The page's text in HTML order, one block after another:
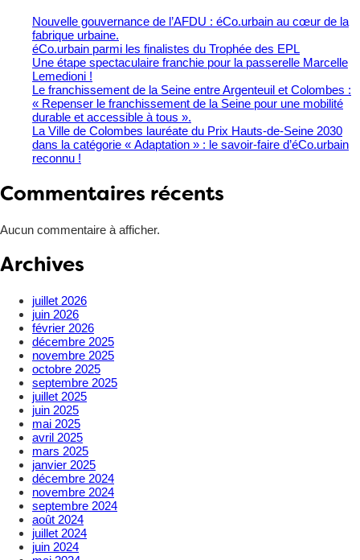
Nouvelle gouvernance de l’AFDU : éCo.urbain au cœur de la
fabrique urbaine.
éCo.urbain parmi les finalistes du Trophée des EPL
​Une étape spectaculaire franchie pour la passerelle Marcelle
Lemedioni !
Le franchissement de la Seine entre Argenteuil et Colombes :
« Repenser le franchissement de la Seine pour une mobilité
durable et accessible à tous ».
La Ville de Colombes lauréate du Prix Hauts-de-Seine 2030
dans la catégorie « Adaptation » : le savoir-faire d’éCo.urbain
reconnu !
Commentaires récents
Aucun commentaire à afficher.
Archives
juillet 2026
juin 2026
février 2026
décembre 2025
novembre 2025
octobre 2025
septembre 2025
juillet 2025
juin 2025
mai 2025
avril 2025
mars 2025
janvier 2025
décembre 2024
novembre 2024
septembre 2024
août 2024
juillet 2024
juin 2024